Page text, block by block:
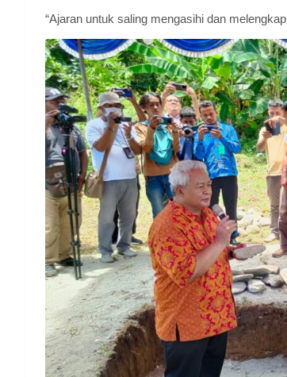
“Ajaran untuk saling mengasihi dan